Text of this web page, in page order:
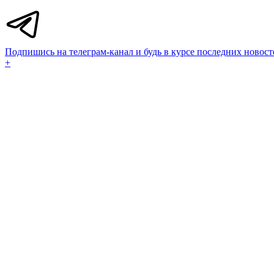
Подпишись на телеграм-канал и будь в курсе последних
+